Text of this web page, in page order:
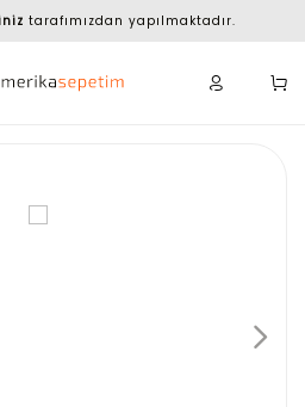
tarafımızdan yapılmaktadır.